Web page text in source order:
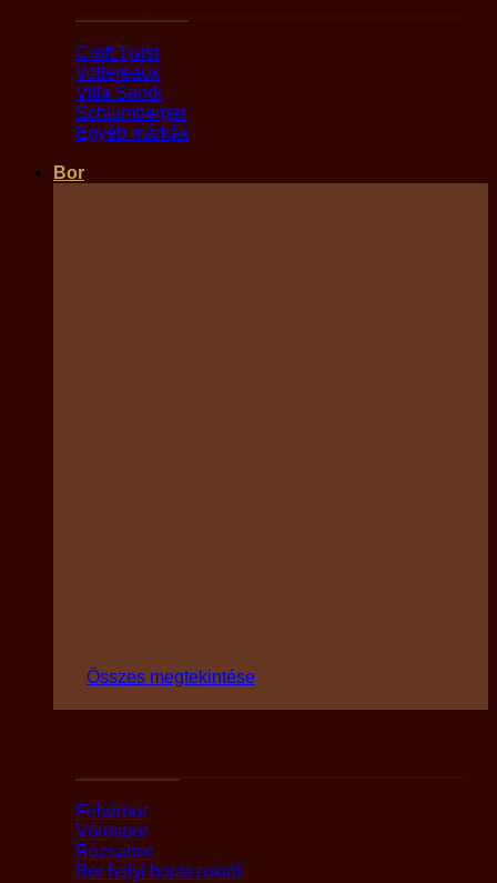
Croft Twist
Vollereaux
Villa Sandi
Schlumberger
Egyéb márkák
Bor
Összes megtekintése
Fehérbor
Vörösbor
Rózsabor
Bor helyi borászoktól